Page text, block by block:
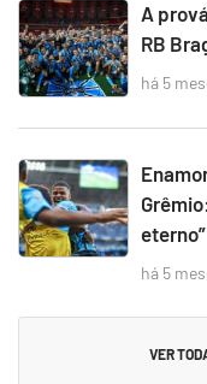
A
RB
há 5
eterno”
há 5
VER